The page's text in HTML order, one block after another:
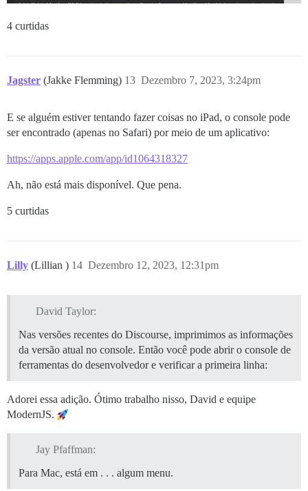
4 curtidas
Jagster (Jakke Flemming) Dezembro 7, 2023, 3:24pm
13
E se alguém estiver tentando fazer coisas no iPad, o console pode
ser encontrado (apenas no Safari) por meio de um aplicativo:
https://apps.apple.com/app/id1064318327
Ah, não está mais disponível. Que pena.
5 curtidas
Lilly (Lillian ) Dezembro 12, 2023, 12:31pm
14
David Taylor:
Nas versões recentes do Discourse, imprimimos as informações
da versão atual no console. Então você pode abrir o console de
ferramentas do desenvolvedor e verificar a primeira linha:
Adorei essa adição. Ótimo trabalho nisso, David e equipe
ModernJS.
Jay Pfaffman:
Para Mac, está em . . . algum menu.